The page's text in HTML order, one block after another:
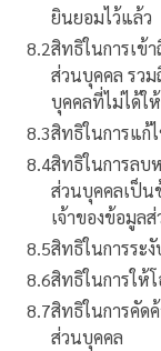
ยินยอมไว้แล้ว
8.2สิทธิในการเข้
ส่วนบุคคล รวม
บุคคลที่ไม่ได้ใ
8.3สิทธิในการแก้
8.4สิทธิในการลบ
ส่วนบุคคลเป็น
เจ้าของข้อมูล
8.5สิทธิในการระ
8.6สิทธิในการให้
8.7สิทธิในการคัด
ส่วนบุคคล